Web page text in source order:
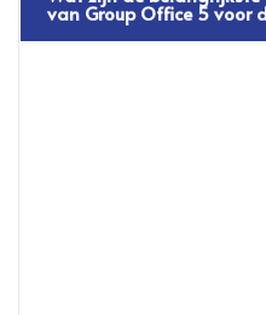
van Group Office 5 voor